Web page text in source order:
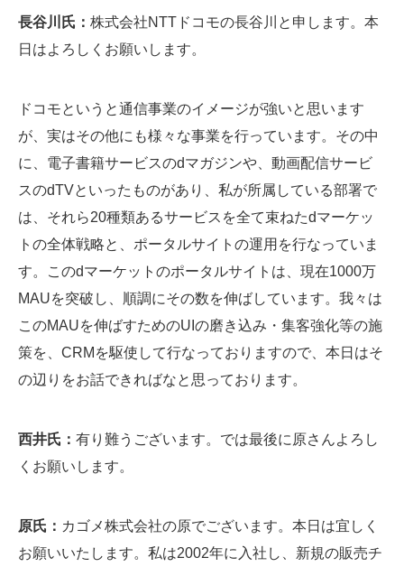
長谷川氏： 株式会社NTTドコモの長谷川と申します。本
日はよろしくお願いします。
ドコモというと通信事業のイメージが強いと思います
が、実はその他にも様々な事業を行っています。その中
に、電子書籍サービスのdマガジンや、動画配信サービ
スのdTVといったものがあり、私が所属している部署で
は、それら20種類あるサービスを全て束ねたdマーケッ
トの全体戦略と、ポータルサイトの運用を行なっていま
す。このdマーケットのポータルサイトは、現在1000万
MAUを突破し、順調にその数を伸ばしています。我々は
このMAUを伸ばすためのUIの磨き込み・集客強化等の施
策を、CRMを駆使して行なっておりますので、本日はそ
の辺りをお話できればなと思っております。
西井氏： 有り難うございます。では最後に原さんよろし
くお願いします。
原氏： カゴメ株式会社の原でございます。本日は宜しく
お願いいたします。私は2002年に入社し、新規の販売チ